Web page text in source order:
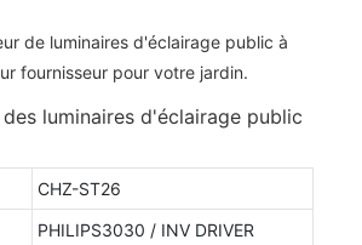
luminaires d'éclairage public
CHZ-ST26
PHILIPS3030 / INV DRIVER